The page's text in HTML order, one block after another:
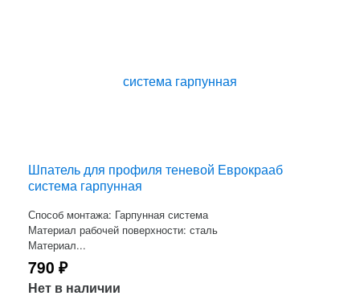
Шпатель для профиля теневой Еврокрааб
система гарпунная
Способ монтажа: Гарпунная система
Материал рабочей поверхности: сталь
Материал...
790 ₽
Нет в наличии